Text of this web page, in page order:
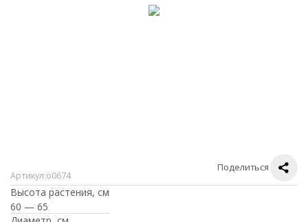
Артикул:о0674
Поделиться
Высота растения, см
60 — 65